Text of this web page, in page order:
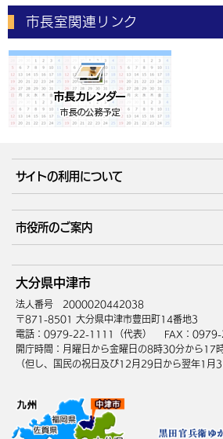
市長室関連リンク
サイトの利用について
サイトマップ
市役所のご案内
庁舎地図 組織案内
中津市へのアクセス
大分県中津市
法人番号 2000020442038
〒871-8501 大分県中津市豊田町14番地3
電話：0979-22-1111（代表）
FAX：0979-
開庁時間：月曜日から金曜日の8時30分から17
（但し、国民の祝日及び12月29日から翌年1月3